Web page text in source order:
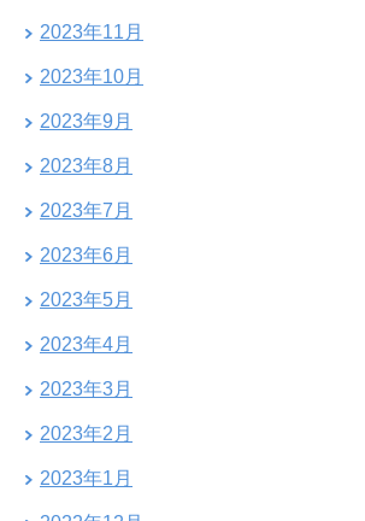
2023年11月
2023年10月
2023年9月
2023年8月
2023年7月
2023年6月
2023年5月
2023年4月
2023年3月
2023年2月
2023年1月